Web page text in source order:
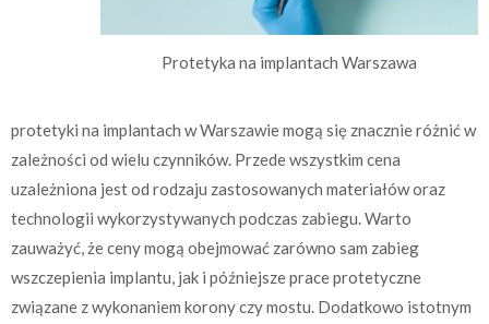
Protetyka na implantach Warszawa
protetyki na implantach w Warszawie mogą się znacznie różnić w
zależności od wielu czynników. Przede wszystkim cena
uzależniona jest od rodzaju zastosowanych materiałów oraz
technologii wykorzystywanych podczas zabiegu. Warto
zauważyć, że ceny mogą obejmować zarówno sam zabieg
wszczepienia implantu, jak i późniejsze prace protetyczne
związane z wykonaniem korony czy mostu. Dodatkowo istotnym